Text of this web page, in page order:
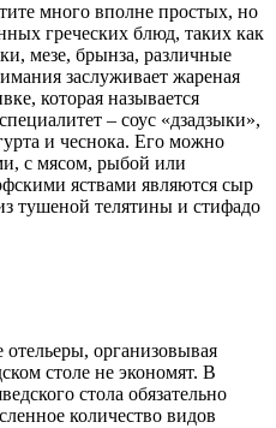
много вполне простых, но
греческих блюд, таких как
мезе, брынза, различные
заслуживает жареная
которая называется
– соус «дзадзыки»,
и чеснока. Его можно
с мясом, рыбой или
яствами являются сыр
тушеной телятины и стифадо
организовывая
столе не экономят. В
стола обязательно
количество видов